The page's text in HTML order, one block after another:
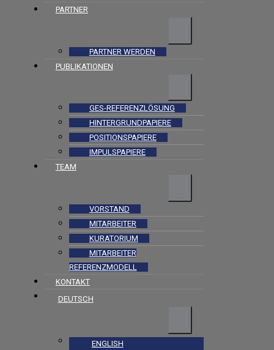
PARTNER
PARTNER WERDEN
PUBLIKATIONEN
GES-REFERENZLÖSUNG
HINTERGRUNDPAPIERE
POSITIONSPAPIERE
IMPULSPAPIERE
TEAM
VORSTAND
MITARBEITER
KURATORIUM
MITARBEITER
REFERENZMODELL
KONTAKT
DEUTSCH
ENGLISH